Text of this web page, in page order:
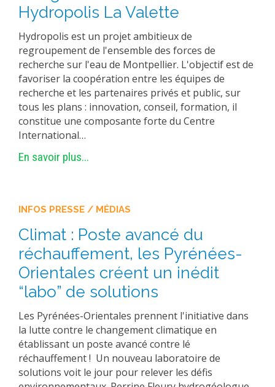
Hydropolis La Valette
Hydropolis est un projet ambitieux de
regroupement de l'ensemble des forces de
recherche sur l'eau de Montpellier. L'objectif est de
favoriser la coopération entre les équipes de
recherche et les partenaires privés et public, sur
tous les plans : innovation, conseil, formation, il
constitue une composante forte du Centre
International…
En savoir plus...
INFOS PRESSE / MÉDIAS
Climat : Poste avancé du
réchauffement, les Pyrénées-
Orientales créent un inédit
“labo” de solutions
Les Pyrénées-Orientales prennent l'initiative dans
la lutte contre le changement climatique en
établissant un poste avancé contre lé
réchauffement ! Un nouveau laboratoire de
solutions voit le jour pour relever les défis